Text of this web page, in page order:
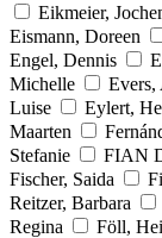
Eikmeier,
Eismann, Doreen
Engel, Dennis
Michelle
Evers,
Luise
Eylert,
Maarten
Stefanie
FIAN
Fischer, Saida
Reitzer, Barbara
Regina
Föll,